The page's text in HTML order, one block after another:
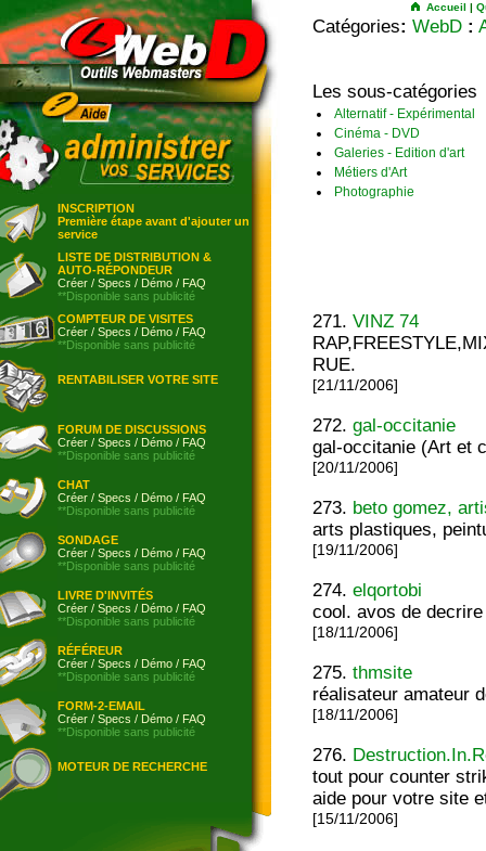
INSCRIPTION
Première étape avant d'ajouter un
service
LISTE DE DISTRIBUTION &
AUTO-RÉPONDEUR
Créer / Specs / Démo / FAQ
**Disponible sans publicité
COMPTEUR DE VISITES
Créer / Specs / Démo / FAQ
**Disponible sans publicité
RENTABILISER VOTRE SITE
FORUM DE DISCUSSIONS
Créer / Specs / Démo / FAQ
**Disponible sans publicité
CHAT
Créer / Specs / Démo / FAQ
**Disponible sans publicité
SONDAGE
Créer / Specs / Démo / FAQ
**Disponible sans publicité
LIVRE D'INVITÉS
Créer / Specs / Démo / FAQ
**Disponible sans publicité
RÉFÉREUR
Créer / Specs / Démo / FAQ
**Disponible sans publicité
FORM-2-EMAIL
Créer / Specs / Démo / FAQ
**Disponible sans publicité
MOTEUR DE RECHERCHE
Accueil |
Catégories: WebD :
Les sous-catégories
Alternatif - Expérimental
Cinéma - DVD
Galeries - Edition d'art
Métiers d'Art
Photographie
271.VINZ 74
RUE.
[21/11/2006]
272.gal-occitanie
gal-occitanie (Art et
[20/11/2006]
273. beto gomez,
arts plastiques,
[19/11/2006]
274.elqortobi
cool. avos de
[18/11/2006]
275.thmsite
réalisateur amateur
[18/11/2006]
276.
tout pour counter
aide pour votre site
[15/11/2006]